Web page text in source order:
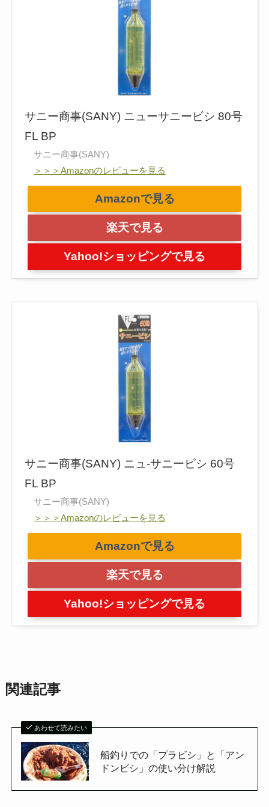
サニー商事(SANY) ニューサニービシ 80号
FL BP
サニー商事(SANY)
＞＞＞Amazonのレビューを見る
Amazonで見る
楽天で見る
Yahoo!ショッピングで見る
サニー商事(SANY) ニュ-サニービシ 60号
FL BP
サニー商事(SANY)
＞＞＞Amazonのレビューを見る
Amazonで見る
楽天で見る
Yahoo!ショッピングで見る
関連記事
あわせて読みたい
船釣りでの「プラビシ」と「アン
ドンビシ」の使い分け解説